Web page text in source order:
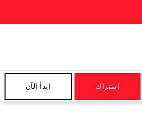
اشتراك ابدأ الآن